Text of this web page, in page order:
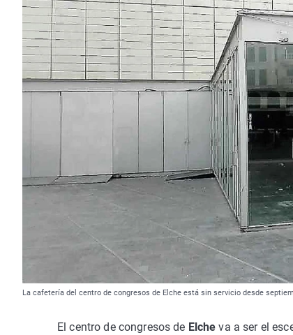
La cafetería del centro de congresos de Elche está sin servicio desde
El centro de congresos de Elcheva a ser el